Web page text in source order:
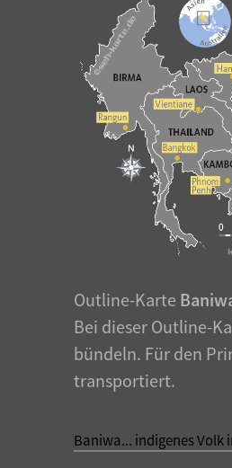
Outline-Karte
Bei dieser Outline-
bündeln. Für den
transportiert.
Baniwa... indigenes Volk